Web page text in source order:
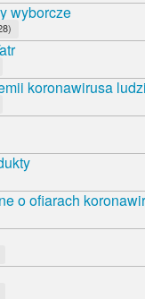
wyborcze
koronawirusa
o ofiarach